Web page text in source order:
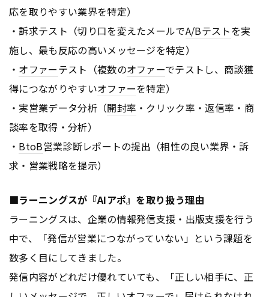
応を取りやすい業界を特定）
・訴求テスト（切り口を変えたメールでA/Bテストを実
施し、最も反応の高いメッセージを特定）
・ オファーテスト（複数のオファーでテストし、商談獲
得につながりやすいオファーを特定）
・実営業データ分析（開封率 ・クリック率・返信率・商
談率を取得・分析）
・ BtoB営業診断レポートの提出（相性の良い業界・訴
求・営業戦略を提示）
■ラーニングスが『AIアポ』を取り扱う理由
ラーニングスは、企業の情報発信支援・出版支援を行う
中で、「発信が営業につながっていない」という課題を
数多く目にしてきました。
発信内容がどれだけ優れていても、「正しい相手に、正